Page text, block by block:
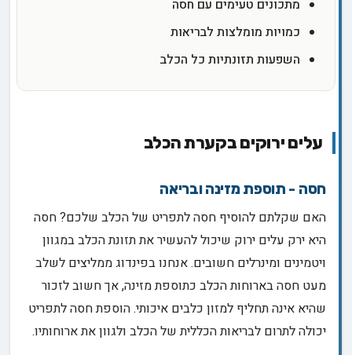
מתכונים טעימים עם חסה
כמויות מומלצות לבריאות
השפעות תזונתיות כל הכלב
עלים ירוקים בקערת הכלב
חסה - תוספת מזינה ובריאה
האם שקלתם להוסיף חסה לתפריט של הכלב שלכם? חסה
היא ירק עלים ירוק שיכול להעשיר את תזונת הכלב במגוון
ויטמינים ומינרלים חשובים. אנחנו בפינדוג ממליצים לשלב
מעט חסה בארוחות הכלב כתוספת מזינה, אך חשוב לזכור
שהיא אינה תחליף למזון כלבים איכותי. הוספת חסה לתפריט
יכולה לתרום לבריאות הכללית של הכלב ולגוון את ארוחותיו.